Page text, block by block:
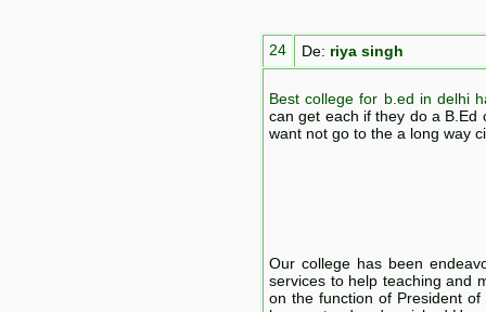
24 De: riya singh
Best college for b.ed in delhi
can get each if they do a B.Ed
want not go to the a long way
Our college has been
services to help teaching and
on the function of President